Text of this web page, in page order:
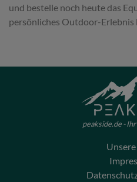
und bestelle noch heute das
persönliches Outdoor-Erlebnis
peakside.de -